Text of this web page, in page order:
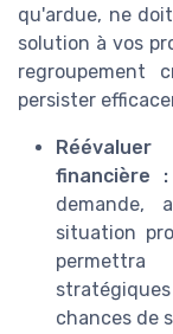
qu'ardue, ne
solution à vos
regroupement
persister
financière :
demande,
situation
chances de